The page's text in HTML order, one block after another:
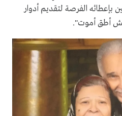
بإعطائه الفرصة لتقديم أدوار
أطق أموت".